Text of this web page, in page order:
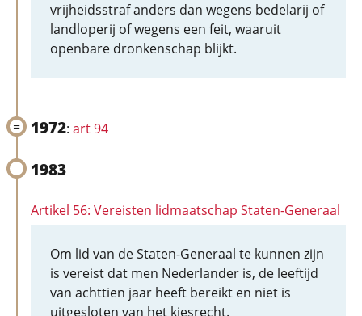
vrijheidsstraf anders dan wegens bedelarij of
landloperij of wegens een feit, waaruit
openbare dronkenschap blijkt.
1972: art 94
1983
Artikel 56: Vereisten lidmaatschap Staten-Generaal
Om lid van de Staten-Generaal te kunnen zijn
is vereist dat men Nederlander is, de leeftijd
van achttien jaar heeft bereikt en niet is
uitgesloten van het kiesrecht.